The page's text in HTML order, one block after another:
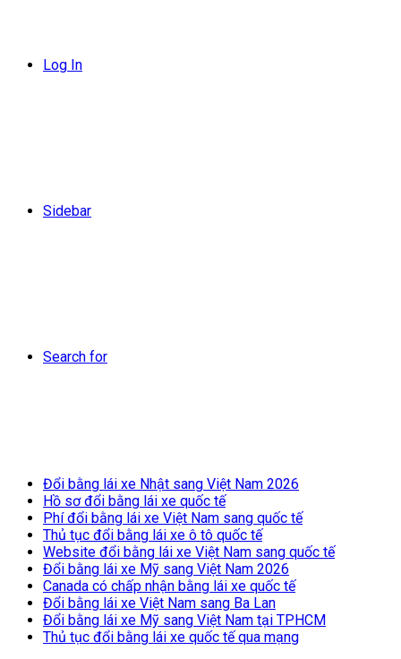
Log In
Sidebar
Search for
Đổi bằng lái xe Nhật sang Việt Nam 2026
Hồ sơ đổi bằng lái xe quốc tế
Phí đổi bằng lái xe Việt Nam sang quốc tế
Thủ tục đổi bằng lái xe ô tô quốc tế
Website đổi bằng lái xe Việt Nam sang quốc tế
Đổi bằng lái xe Mỹ sang Việt Nam 2026
Canada có chấp nhận bằng lái xe quốc tế
Đổi bằng lái xe Việt Nam sang Ba Lan
Đổi bằng lái xe Mỹ sang Việt Nam tại TPHCM
Thủ tục đổi bằng lái xe quốc tế qua mạng